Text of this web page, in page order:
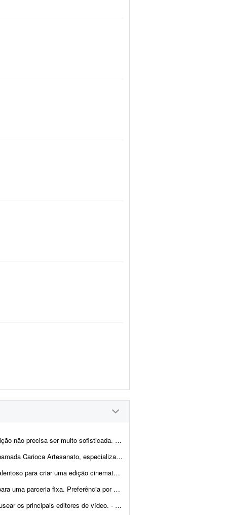
Procuro algo simples, dinâmico e ag...
feitas à mão com pedras naturais, cristais, resina e outros materiais. Estou procu...
qualidade de um salto de paraquedas pessoal. O projeto envolve a ediç&...
Serão de 2 a 3 vídeos por semana para um canal no YouTube...
- Produção e edição de 25 vídeos. - Experi&...